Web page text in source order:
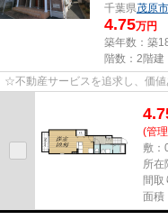
千葉県茂原市
4.75万円
築年数：築
階数：2階建
☆不動産サービスを追求し、価
(管
敷：
所在
間取
面積